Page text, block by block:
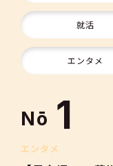
就活
エンタメ
Nō
9
10
1
エンタメ